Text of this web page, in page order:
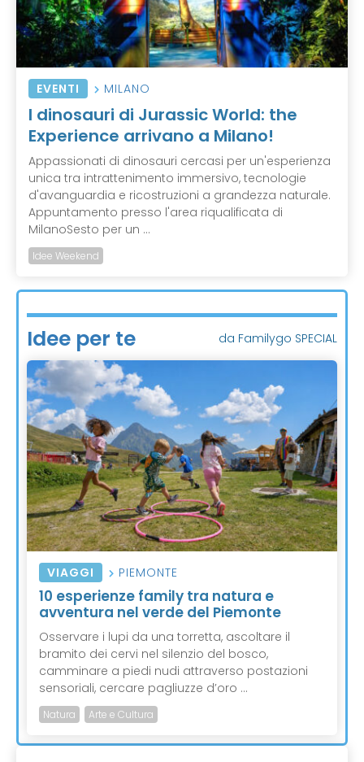
EVENTI MILANO
I dinosauri di Jurassic World: the
Experience arrivano a Milano!
Appassionati di dinosauri cercasi per un'esperienza
unica tra intrattenimento immersivo, tecnologie
d'avanguardia e ricostruzioni a grandezza naturale.
Appuntamento presso l'area riqualificata di
MilanoSesto per un ...
Idee Weekend
Idee per te da Familygo SPECIAL
VIAGGI PIEMONTE
10 esperienze family tra natura e
avventura nel verde del Piemonte
Osservare i lupi da una torretta, ascoltare il
bramito dei cervi nel silenzio del bosco,
camminare a piedi nudi attraverso postazioni
sensoriali, cercare pagliuzze d’oro ...
Natura Arte e Cultura